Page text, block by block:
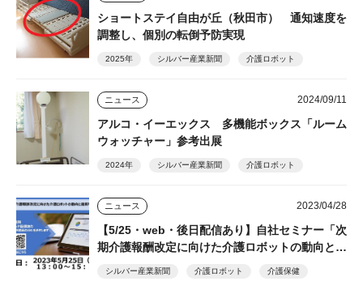
ショートステイ自由が丘（秋田市） 通知速度を
調整し、個別の転倒予防実現
2025年 シルバー産業新聞 介護ロボット
ニュース 2024/09/11
アルコ・イーエックス 多機能ボックス「ルーム
ウォッチャー」参考出展
2024年 シルバー産業新聞 介護ロボット
ニュース 2023/04/28
【5/25・web・後日配信あり】自社セミナー「次
期介護報酬改定に向けた介護ロボットの動向と最
新事例」開催 参加無料
シルバー産業新聞 介護ロボット 介護保健